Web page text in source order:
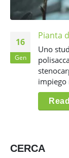
16
Gen
Pianta
Uno
impiego
CERCA